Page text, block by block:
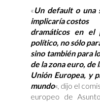
«Un default o una
implicaría costos
dramáticos en el
político, no sólo
sino también para
de la zona euro, de
Unión Europea, y
mundo«, dijo el
europeo de